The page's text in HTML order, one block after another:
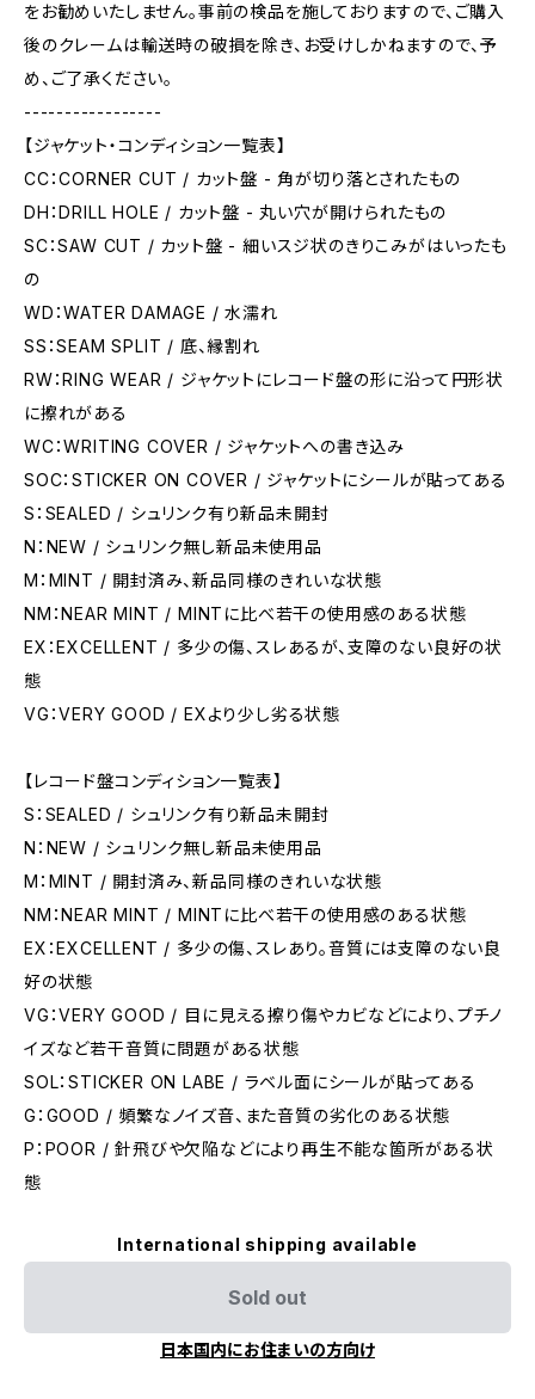
をお勧めいたしません。事前の検品を施しておりますので、ご購入
後のクレームは輸送時の破損を除き、お受けしかねますので、予
め、ご了承ください。
-----------------
【ジャケット・コンディション一覧表】
CC：CORNER CUT / カット盤 - 角が切り落とされたもの
DH：DRILL HOLE / カット盤 - 丸い穴が開けられたもの
SC：SAW CUT / カット盤 - 細いスジ状のきりこみがはいったも
の
WD：WATER DAMAGE / 水濡れ
SS：SEAM SPLIT / 底、縁割れ
RW：RING WEAR / ジャケットにレコード盤の形に沿って円形状
に擦れがある
WC：WRITING COVER / ジャケットへの書き込み
SOC：STICKER ON COVER / ジャケットにシールが貼ってある
S：SEALED / シュリンク有り新品未開封
N：NEW / シュリンク無し新品未使用品
M：MINT / 開封済み、新品同様のきれいな状態
NM：NEAR MINT / MINTに比べ若干の使用感のある状態
EX：EXCELLENT / 多少の傷、スレあるが、支障のない良好の状
態
VG：VERY GOOD / EXより少し劣る状態
【レコード盤コンディション一覧表】
S：SEALED / シュリンク有り新品未開封
N：NEW / シュリンク無し新品未使用品
M：MINT / 開封済み、新品同様のきれいな状態
NM：NEAR MINT / MINTに比べ若干の使用感のある状態
EX：EXCELLENT / 多少の傷、スレあり。音質には支障のない良
好の状態
VG：VERY GOOD / 目に見える擦り傷やカビなどにより、プチノ
イズなど若干音質に問題がある状態
SOL：STICKER ON LABE / ラベル面にシールが貼ってある
G：GOOD / 頻繁なノイズ音、また音質の劣化のある状態
P：POOR / 針飛びや欠陥などにより再生不能な箇所がある状
態
International shipping available
Sold out
日本国内にお住まいの方向け